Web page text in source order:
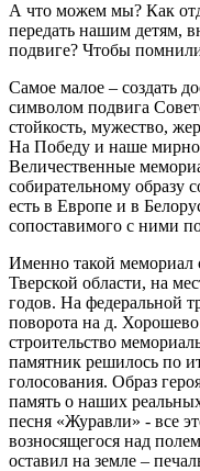
А что можем мы? Как
передать нашим детям,
подвиге? Чтобы
Самое малое – создать
символом подвига
стойкость, мужество,
На Победу и наше
Величественные
собирательному образу
есть в Европе и в
сопоставимого с ними
Именно такой мемориал
Тверской области, на
годов. На федеральной
поворота на д. Хорошево
строительство
памятник решилось по
голосования. Образ
память о наших
песня «Журавли» - все
возносящегося над
оставил на земле –